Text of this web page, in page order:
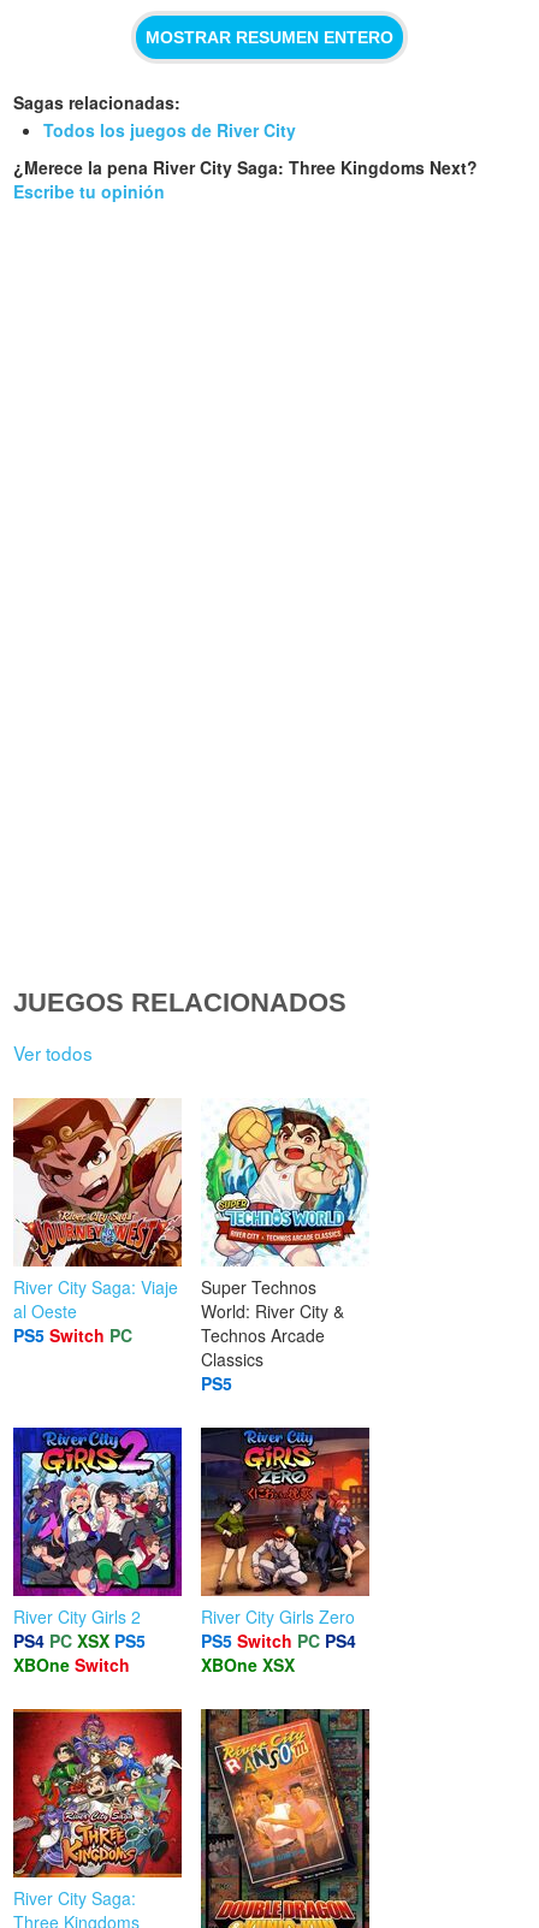
MOSTRAR RESUMEN ENTERO
Sagas relacionadas:
Todos los juegos de River City
¿Merece la pena River City Saga: Three Kingdoms Next?
Escribe tu opinión
JUEGOS RELACIONADOS
Ver todos
River City Saga: Viaje
al Oeste
PS5 Switch PC
Super Technos
World: River City &
Technos Arcade
Classics
PS5
River City Girls 2
PS4 PC XSX PS5
XBOne Switch
River City Girls Zero
PS5 Switch PC PS4
XBOne XSX
River City Saga:
Three Kingdoms